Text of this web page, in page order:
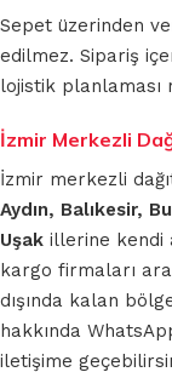
Sepet üzerinden
edilmez. Sipariş
lojistik planlaması
İzmir Merkezli
İzmir merkezli
Aydın, Balıkesir,
Uşak illerine kendi
kargo firmaları
dışında kalan
hakkında
iletişime